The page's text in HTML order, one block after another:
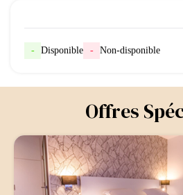
- Disponible - Non-disponible
Offres
-5%